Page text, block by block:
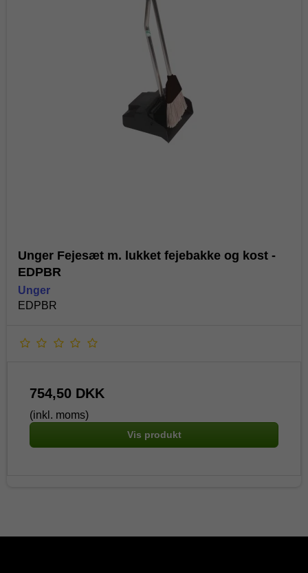
Unger Fejesæt m. lukket fejebakke og kost -
EDPBR
Unger
EDPBR
754,50 DKK
(inkl. moms)
Vis produkt